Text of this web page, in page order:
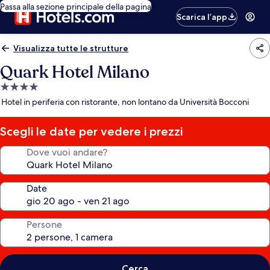
Passa alla sezione principale della pagina
Scarica l’app
Visualizza tutte le strutture
Quark Hotel Milano
Struttura
a
stelle
Hotel in periferia con ristorante, non lontano da Università Bocconi
Scegli le date per vedere i prezzi
Dove vuoi andare?
Date
Persone